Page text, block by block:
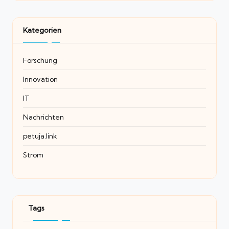
Kategorien
Forschung
Innovation
IT
Nachrichten
petuja.link
Strom
Tags